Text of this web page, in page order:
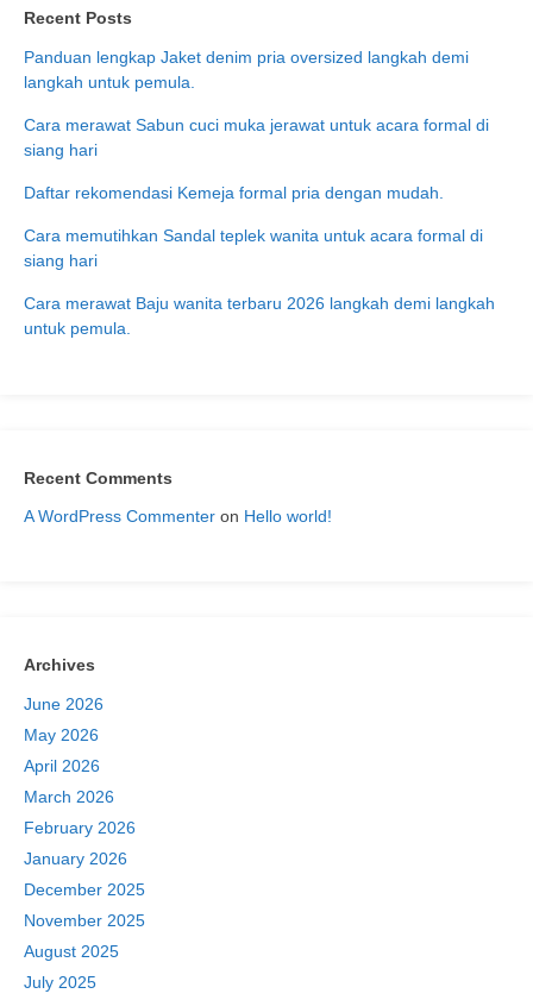
Recent Posts
Panduan lengkap Jaket denim pria oversized langkah demi
langkah untuk pemula.
Cara merawat Sabun cuci muka jerawat untuk acara formal di
siang hari
Daftar rekomendasi Kemeja formal pria dengan mudah.
Cara memutihkan Sandal teplek wanita untuk acara formal di
siang hari
Cara merawat Baju wanita terbaru 2026 langkah demi langkah
untuk pemula.
Recent Comments
A WordPress Commenter on Hello world!
Archives
June 2026
May 2026
April 2026
March 2026
February 2026
January 2026
December 2025
November 2025
August 2025
July 2025